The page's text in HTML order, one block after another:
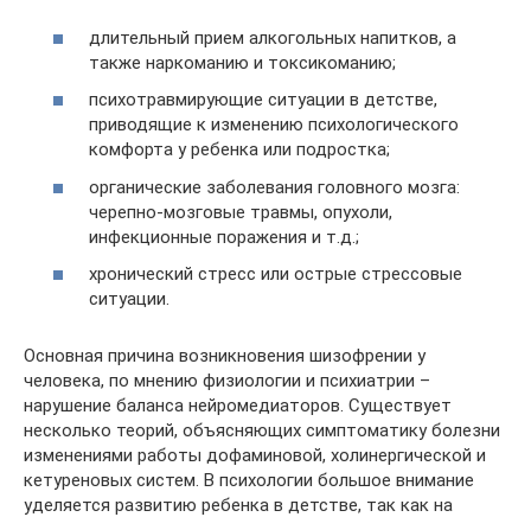
длительный прием алкогольных напитков, а
также наркоманию и токсикоманию;
психотравмирующие ситуации в детстве,
приводящие к изменению психологического
комфорта у ребенка или подростка;
органические заболевания головного мозга:
черепно-мозговые травмы, опухоли,
инфекционные поражения и т.д.;
хронический стресс или острые стрессовые
ситуации.
Основная причина возникновения шизофрении у
человека, по мнению физиологии и психиатрии –
нарушение баланса нейромедиаторов. Существует
несколько теорий, объясняющих симптоматику болезни
изменениями работы дофаминовой, холинергической и
кетуреновых систем. В психологии большое внимание
уделяется развитию ребенка в детстве, так как на